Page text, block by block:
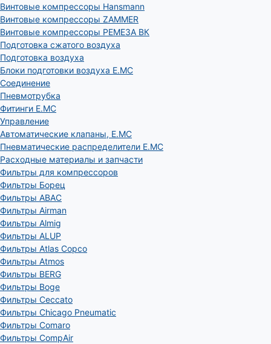
Винтовые компрессоры Hansmann
Винтовые компрессоры ZAMMER
Винтовые компрессоры РЕМЕЗА ВК
Подготовка сжатого воздуха
Подготовка воздуха
Блоки подготовки воздуха E.MC
Соединение
Пневмотрубка
Фитинги E.MC
Управление
Автоматические клапаны, Е.МС
Пневматические распределители E.MC
Расходные материалы и запчасти
Фильтры для компрессоров
Фильтры Борец
Фильтры ABAC
Фильтры Airman
Фильтры Almig
Фильтры ALUP
Фильтры Atlas Copco
Фильтры Atmos
Фильтры BERG
Фильтры Boge
Фильтры Ceccato
Фильтры Chicago Pneumatic
Фильтры Comaro
Фильтры CompAir